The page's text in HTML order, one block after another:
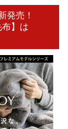
発売！
布】は